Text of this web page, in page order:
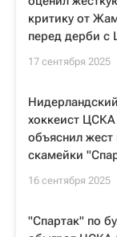
критику от
перед дерби с
17 сентября 2025
Нидерландский
хоккеист ЦСКА
объяснил жест
скамейки
16 сентября 2025
"Спартак" по